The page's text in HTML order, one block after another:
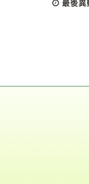
最後異